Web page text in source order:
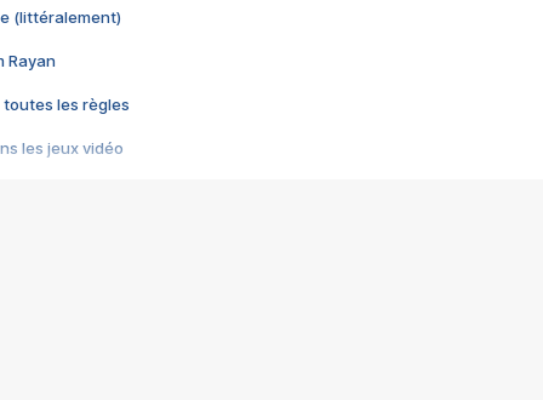
(littéralement)
Rayan
toutes les règles
les jeux vidéo